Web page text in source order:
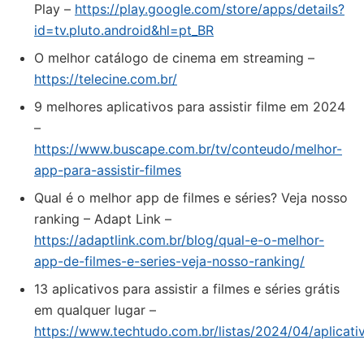
Play – https://play.google.com/store/apps/details?
id=tv.pluto.android&hl=pt_BR
O melhor catálogo de cinema em streaming –
https://telecine.com.br/
9 melhores aplicativos para assistir filme em 2024
–
https://www.buscape.com.br/tv/conteudo/melhor-
app-para-assistir-filmes
Qual é o melhor app de filmes e séries? Veja nosso
ranking – Adapt Link –
https://adaptlink.com.br/blog/qual-e-o-melhor-
app-de-filmes-e-series-veja-nosso-ranking/
13 aplicativos para assistir a filmes e séries grátis
em qualquer lugar –
https://www.techtudo.com.br/listas/2024/04/